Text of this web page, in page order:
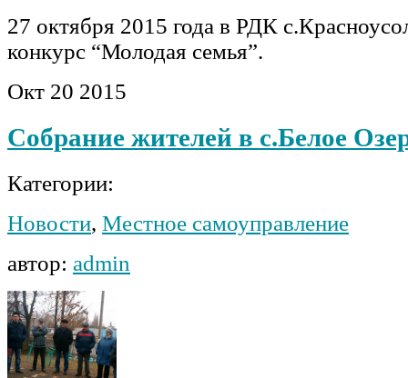
27 октября 2015 года в РДК
конкурс “Молодая семья”.
Окт 20 2015
Собрание жителей в с.Белое
Категории:
Новости, Местное самоуправление
автор: admin